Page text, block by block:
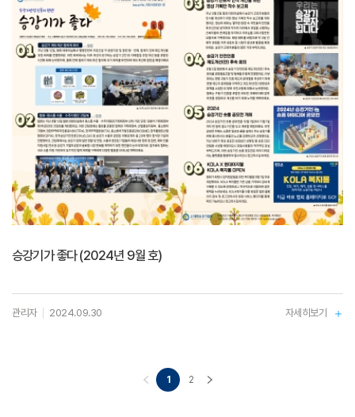
승강기가 좋다 (2024년 9월 호)
관리자 2024.09.30 자세히보기
1 2